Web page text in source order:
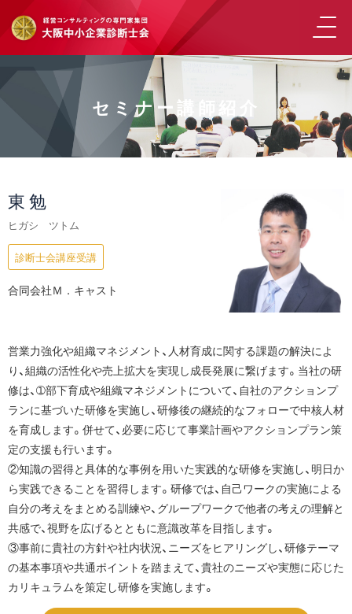
セミナー講師紹介
東 勉
ヒガシ ツトム
診断士会講座受講
合同会社Ｍ．キャスト
営業力強化や組織マネジメント、人材育成に関する課題の解決によ
り、組織の活性化や売上拡大を実現し成長発展に繋げます。当社の研
修は、➀部下育成や組織マネジメントについて、自社のアクションプ
ランに基づいた研修を実施し、研修後の継続的なフォローで中核人材
を育成します。併せて、必要に応じて事業計画やアクションプラン策
定の支援も行います。
②知識の習得と具体的な事例を用いた実践的な研修を実施し、明日か
ら実践できることを習得します。研修では、自己ワークの実施による
自分の考えをまとめる訓練や、グループワークで他者の考えの理解と
共感で、視野を広げるとともに意識改革を目指します。
③事前に貴社の方針や社内状況、ニーズをヒアリングし、研修テーマ
の基本事項や共通ポイントを踏まえて、貴社のニーズや実態に応じた
カリキュラムを策定し研修を実施します。